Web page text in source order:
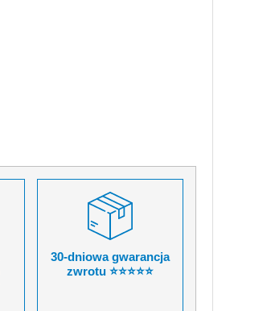
30-dniowa gwarancja
zwrotu ⭐⭐⭐⭐⭐